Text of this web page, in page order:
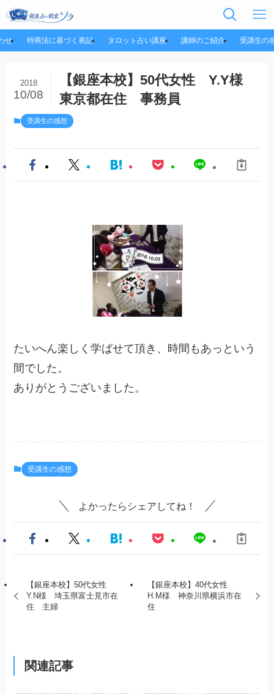
せ 特商法に基づく表記 タロット占い講座 講師のご紹介 受講生の
【銀座本校】50代女性 Y.Y様
東京都在住 事務員
2018
10/08
受講生の感想
たいへん楽しく学ばせて頂き、時間もあっという
間でした。
ありがとうございました。
受講生の感想
よかったらシェアしてね！
【銀座本校】50代女性
Y.N様 埼玉県富士見市在
住 主婦
【銀座本校】40代女性
H.M様 神奈川県横浜市在
住
関連記事